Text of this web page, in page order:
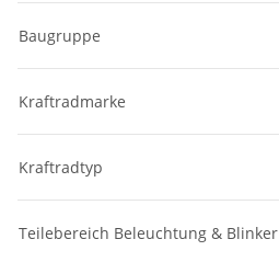
Baugruppe
Kraftradmarke
Kraftradtyp
Teilebereich Beleuchtung & Blinker